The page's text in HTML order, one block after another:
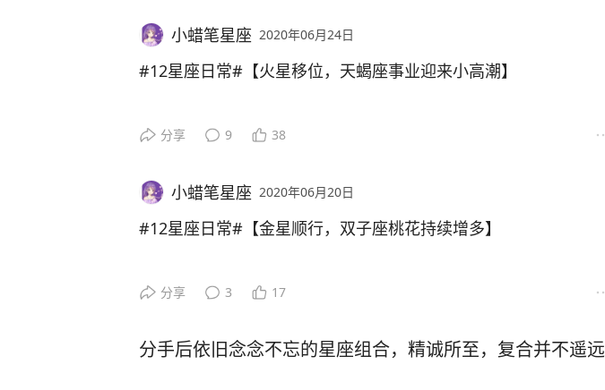
摩羯座将自己的大部分精力都花在了担心和思考一些并没有作用的
事情上，木星冥王星合相能够缓解这样的现状。
一个高峰。由于金星在摩羯座的奴仆宫中，自己的另一半很有可能
也要保持一个积极的状态，这样很容易吸引到异性的注意。抓住这
小蜡笔星座 2020年06月24日
#12星座日常#【火星移位，天蝎座事业迎来小高潮】
把火。火星作为天蝎座的守护星，能够给天蝎座提供足够的能量。
到了很大的削弱，并且水逆带来的犹豫不决非常影响天蝎座的事业
发展。
适合做决定，天蝎座不会把时间浪费在犹豫不决上，能够高效地处
利用率提高，天蝎座能够在月底书写自己的辉煌。月底的木星冥王
分享 9 38
小蜡笔星座 2020年06月20日
#12星座日常#【金星顺行，双子座桃花持续增多】
从不缺少桃花的双子座来说，这段时间可谓是非常压抑。金星逆行
终于可以摆脱压抑的气氛，恢复到正常的情感状态。
分享 3 17
分手后依旧念念不忘的星座组合，精诚所至，复合并不遥远